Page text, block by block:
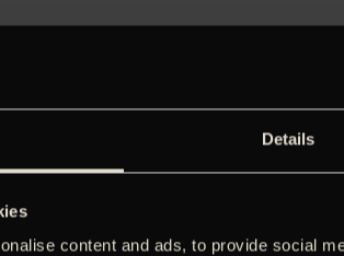
Details
content and ads, to provide social